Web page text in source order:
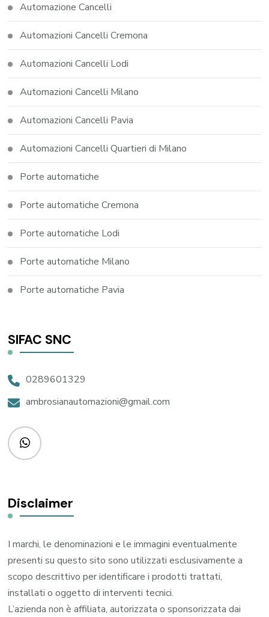
Automazione Cancelli
Automazioni Cancelli Cremona
Automazioni Cancelli Lodi
Automazioni Cancelli Milano
Automazioni Cancelli Pavia
Automazioni Cancelli Quartieri di Milano
Porte automatiche
Porte automatiche Cremona
Porte automatiche Lodi
Porte automatiche Milano
Porte automatiche Pavia
SIFAC SNC
0289601329
ambrosianautomazioni@gmail.com
Disclaimer
I marchi, le denominazioni e le immagini eventualmente
presenti su questo sito sono utilizzati esclusivamente a
scopo descrittivo per identificare i prodotti trattati,
installati o oggetto di interventi tecnici.
L’azienda non è affiliata, autorizzata o sponsorizzata dai